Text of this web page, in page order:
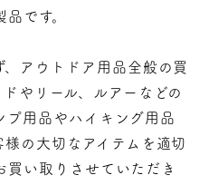
です。
アウトドア用品全般の買
やリール、ルアーなどの
プ用品やハイキング用品
の大切なアイテムを適切
買い取りさせていただき